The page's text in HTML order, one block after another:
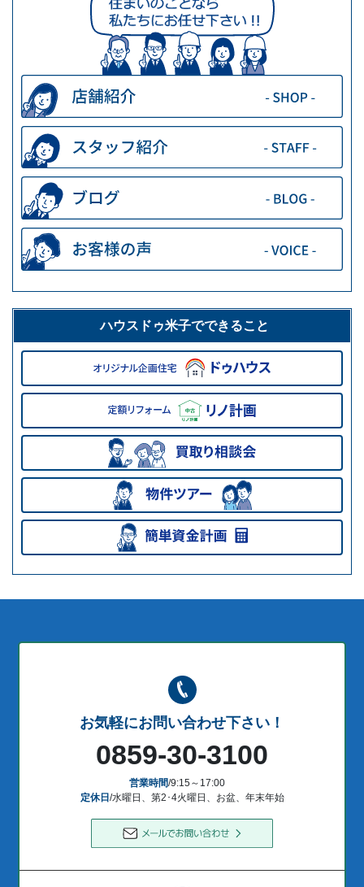
ハウスドゥ米子でできること
お気軽にお問い合わせ下さい！
0859-30-3100
営業時間/9:15～17:00
定休日 /水曜日、第2･4火曜日、お盆、年末年始